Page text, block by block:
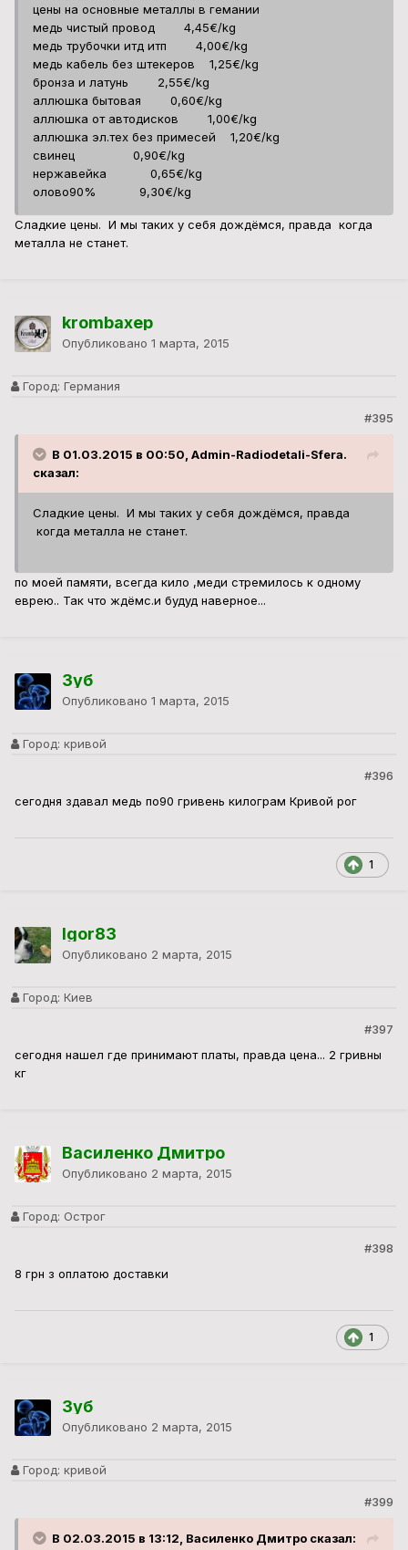
цены на основные металлы в гемании
медь чистый провод 4,45€/kg
медь трубочки итд итп 4,00€/kg
медь кабель без штекеров 1,25€/kg
бронза и латунь 2,55€/kg
аллюшка бытовая 0,60€/kg
аллюшка от автодисков 1,00€/kg
аллюшка эл.тех без примесей 1,20€/kg
свинец 0,90€/kg
нержавейка 0,65€/kg
олово90% 9,30€/kg
Сладкие цены. И мы таких у себя дождёмся, правда когда
металла не станет.
krombaxep
Опубликовано 1 марта, 2015
Город: Германия
#395
В 01.03.2015 в 00:50, Admin-Radiodetali-Sfera.
сказал:
Сладкие цены. И мы таких у себя дождёмся, правда
когда металла не станет.
по моей памяти, всегда кило ,меди стремилось к одному
еврею.. Так что ждёмс.и будуд наверное...
Зуб
Опубликовано 1 марта, 2015
Город: кривой
#396
сегодня здавал медь по90 гривень килограм Кривой рог
1
Igor83
Опубликовано 2 марта, 2015
Город: Киев
#397
сегодня нашел где принимают платы, правда цена... 2 гривны
кг
Василенко Дмитро
Опубликовано 2 марта, 2015
Город: Острог
#398
8 грн з оплатою доставки
1
Зуб
Опубликовано 2 марта, 2015
Город: кривой
#399
В 02.03.2015 в 13:12, Василенко Дмитро сказал: